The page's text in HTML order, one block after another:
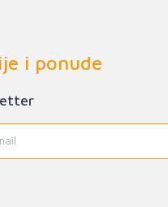
i ponude